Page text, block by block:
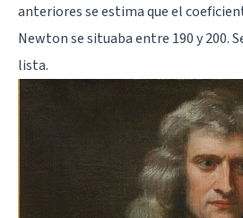
anteriores se estima que el
Newton se situaba entre 190 y 200.
lista.